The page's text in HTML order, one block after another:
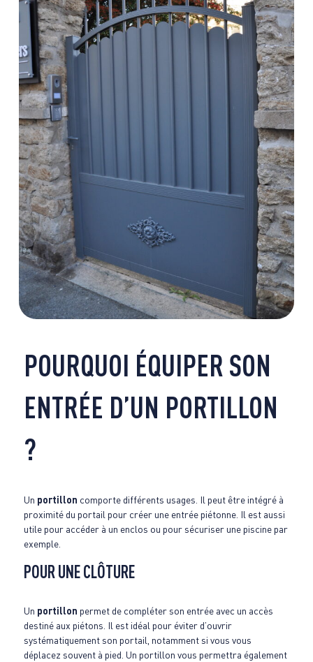
POURQUOI ÉQUIPER SON
ENTRÉE D’UN PORTILLON
?
Un portillon comporte différents usages. Il peut être intégré à
proximité du portail pour créer une entrée piétonne. Il est aussi
utile pour accéder à un enclos ou pour sécuriser une piscine par
exemple.
POUR UNE CLÔTURE
Un portillon permet de compléter son entrée avec un accès
destiné aux piétons. Il est idéal pour éviter d’ouvrir
systématiquement son portail, notamment si vous vous
déplacez souvent à pied. Un portillon vous permettra également